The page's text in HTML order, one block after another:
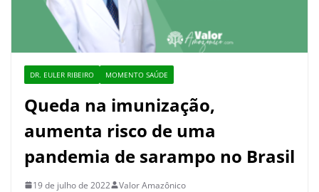
DR. EULER RIBEIRO MOMENTO SAÚDE
Queda na imunização,
aumenta risco de uma
pandemia de sarampo no Brasil
19 de julho de 2022 Valor Amazônico